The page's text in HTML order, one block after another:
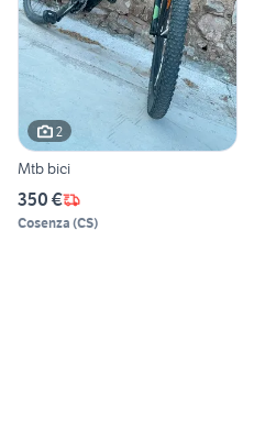
2
Mtb bici
350 €
Cosenza (CS)